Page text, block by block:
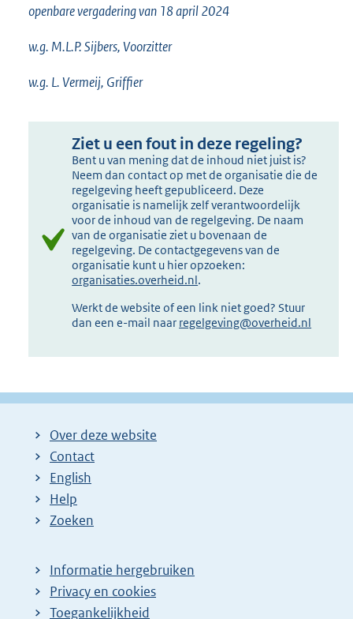
openbare vergadering van 18 april 2024
w.g. M.L.P. Sijbers, Voorzitter
w.g. L. Vermeij, Griffier
Ziet u een fout in deze regeling?
Bent u van mening dat de inhoud niet juist is?
Neem dan contact op met de organisatie die de
regelgeving heeft gepubliceerd. Deze
organisatie is namelijk zelf verantwoordelijk
voor de inhoud van de regelgeving. De naam
van de organisatie ziet u bovenaan de
regelgeving. De contactgegevens van de
organisatie kunt u hier opzoeken:
organisaties.overheid.nl.
Werkt de website of een link niet goed? Stuur
dan een e-mail naar regelgeving@overheid.nl
Over deze website
Contact
English
Help
Zoeken
Informatie hergebruiken
Privacy en cookies
Toegankelijkheid